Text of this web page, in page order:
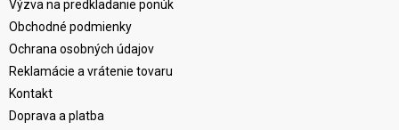
Výzva na predkladanie ponúk
Obchodné podmienky
Ochrana osobných údajov
Reklamácie a vrátenie tovaru
Kontakt
Doprava a platba